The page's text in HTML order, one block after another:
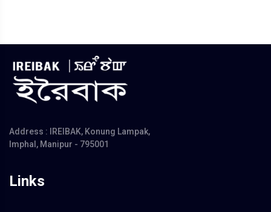
Address : IREIBAK, Konung Lampak,
Imphal, Manipur - 795001
Links